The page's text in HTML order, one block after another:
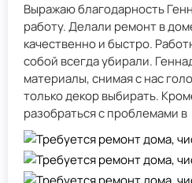
Выражаю благодарность
работу. Делали ремонт в
качественно и быстро.
собой всегда убирали.
материалы, снимая с нас
только декор выбирать.
разобраться с проблемами в